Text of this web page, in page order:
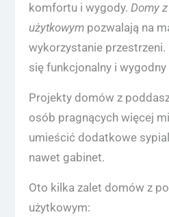
komfortu i wygody. Domy
użytkowympozwalają na
wykorzystanie
się funkcjonalny i wygodny
Projekty domów z
osób pragnących więcej
umieścić dodatkowe
nawet gabinet.
Oto kilka zalet domów z
użytkowym: